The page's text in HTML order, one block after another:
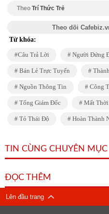
Theo Trí Thức Trẻ
Theo dõi
Từ khóa:
Câu Trả Lời Người Đứng
Bán Lẻ Trực Tuyến
Nguồn Thông Tin Công
Tổng Giám Đốc Mất Thời
Tỏ Thái Độ Hoàn Thành
TIN CÙNG CHUYÊN MỤC
ĐỌC THÊM
Lên đầu trang